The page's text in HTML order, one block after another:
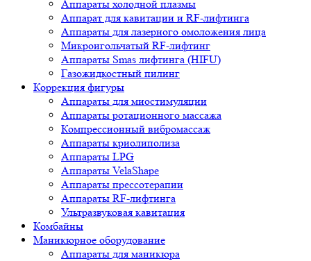
Аппараты холодной плазмы
Аппарат для кавитации и RF-лифтинга
Аппараты для лазерного омоложения лица
Микроигольчатый RF-лифтинг
Аппараты Smas лифтинга (HIFU)
Газожидкостный пилинг
Коррекция фигуры
Аппараты для миостимуляции
Аппараты ротационного массажа
Компрессионный вибромассаж
Аппараты криолиполиза
Аппараты LPG
Аппараты VelaShape
Аппараты прессотерапии
Аппараты RF-лифтинга
Ультразвуковая кавитация
Комбайны
Маникюрное оборудование
Аппараты для маникюра